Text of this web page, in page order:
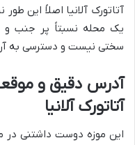
آتاتورک آلانیا اصلاً این
یک محله نسبتاً پر جنب و
سختی نیست و دسترسی به
آدرس دقیق و
آتاتورک آلانیا
این موزه دوست داشتنی در